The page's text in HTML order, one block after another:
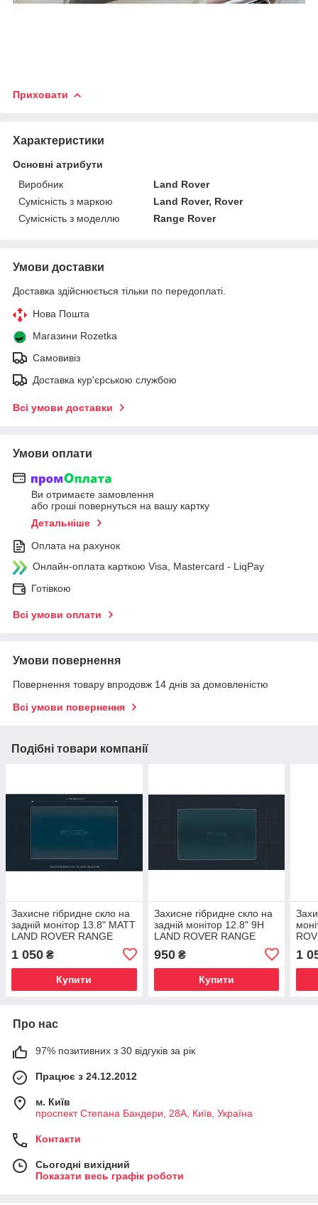
Приховати
Характеристики
Основні атрибути
Виробник
Land Rover
Сумісність з маркою
Land Rover, Rover
Сумісність з моделлю
Range Rover
Умови доставки
Доставка здійснюється тільки по передоплаті.
Нова Пошта
Магазини Rozetka
Самовивіз
Доставка кур'єрською службою
Всі умови доставки
Умови оплати
Ви отримаєте замовлення
або гроші повернуться на вашу картку
Детальніше
Оплата на рахунок
Онлайн-оплата карткою Visa, Mastercard - LiqPay
Готівкою
Всі умови оплати
Умови повернення
Повернення товару впродовж 14 днів за домовленістю
Всі умови повернення
Подібні товари компанії
Захисне гібридне скло на
задній монітор 13.8" MATT
LAND ROVER RANGE
1 050 ₴
Купити
Захисне гібридне скло на
задній монітор 12.8" 9H
LAND ROVER RANGE
2021
950₴
Купити
1
Про нас
97% позитивних з 30 відгуків за рік
Працює з 24.12.2012
м. Київ
проспект Степана Бандери, 28А, Київ, Україна
Контакти
Сьогодні вихідний
Показати весь графік роботи